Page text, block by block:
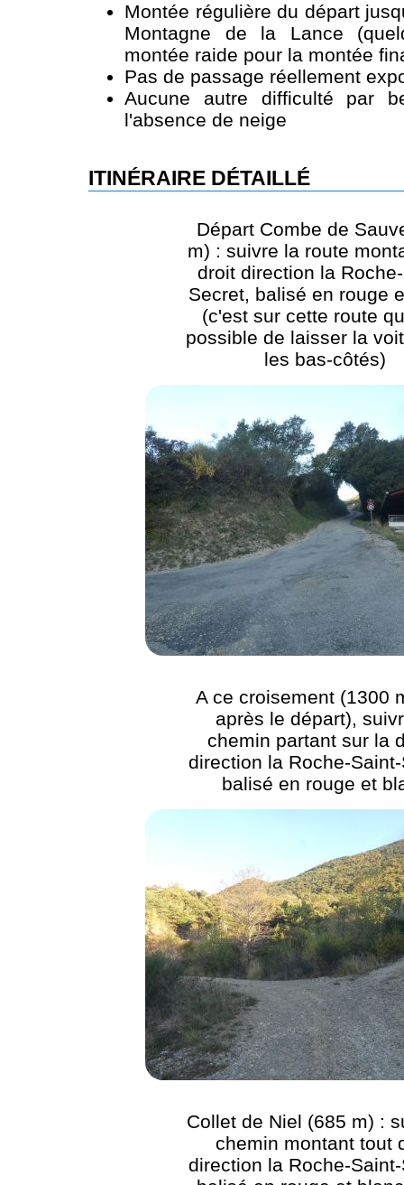
Montée régulière du départ
Montagne de la Lance
montée raide pour la montée
Pas de passage réellement
Aucune autre difficulté par
l'absence de neige
ITINÉRAIRE DÉTAILLÉ
Départ Combe de
m) : suivre la route
droit direction la
Secret, balisé en rouge
(c'est sur cette route
possible de laisser la
les bas-côtés)
A ce croisement (1300
après le départ),
chemin partant sur la
direction la Roche-
balisé en rouge et
Collet de Niel (685 m) :
chemin montant tout
direction la Roche-